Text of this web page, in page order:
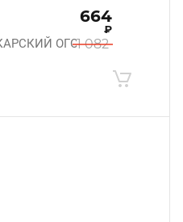
ОГОРОД
1 082
664
₽